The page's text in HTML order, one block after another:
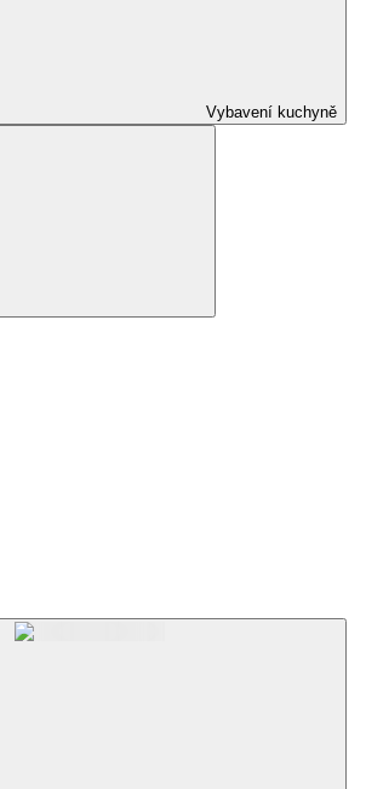
Vybavení kuchyně